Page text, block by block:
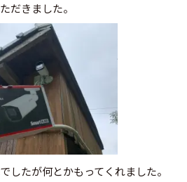
だきました。
したが何とかもってくれました。